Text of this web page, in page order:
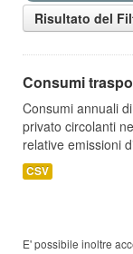
Risultato del
Consumi
Consumi annuali
privato circolanti
relative emissioni
CSV
E' possibile inoltre